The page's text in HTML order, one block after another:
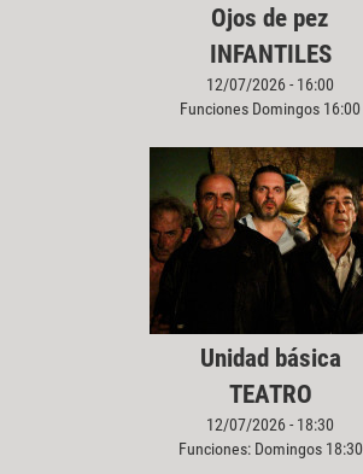
Ojos de pez
INFANTILES
12/07/2026 - 16:00
Funciones Domingos 16:00
Unidad básica
TEATRO
12/07/2026 - 18:30
Funciones: Domingos 18:30